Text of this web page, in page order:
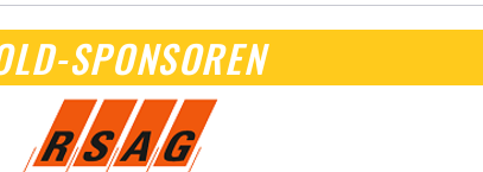
SPONSOREN